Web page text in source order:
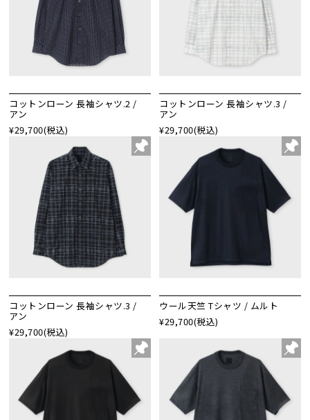
コットンローン 長袖シャツ.2 /
アン
¥29,700(税込)
コットンローン 長袖シャツ.3 /
アン
¥29,700(税込)
コットンローン 長袖シャツ.3 /
アン
¥29,700(税込)
ウール天竺 Tシャツ / ムルト
¥29,700(税込)